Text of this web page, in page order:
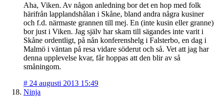
Aha, Viken. Av någon anledning bor det en hop med folk
härifrån lapplandshålan i Skåne, bland andra några kusiner
och f.d. närmaste grannen till mej. En (inte kusin eller granne)
bor just i Viken. Jag själv har skam till sägandes inte varit i
Skåne ordentligt, på nån konferenshelg i Falsterbo, en dag i
Malmö i väntan på resa vidare söderut och så. Vet att jag har
denna upplevelse kvar, får hoppas att den blir av så
småningom.
# 24 augusti 2013 15:49
Ninja